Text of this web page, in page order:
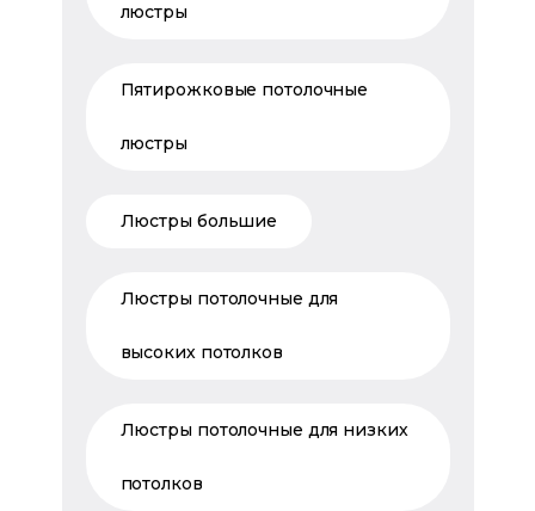
люстры
Пятирожковые потолочные
люстры
Люстры большие
Люстры потолочные для
высоких потолков
Люстры потолочные для низких
потолков